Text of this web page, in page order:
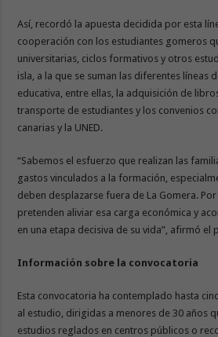
Así, recordó la apuesta decidida por esta
cooperación con los estudiantes gomeros
universitarias, ciclos formativos y otros
isla, a la que se suman las diferentes líneas
educativa, entre ellas, la adquisición de
transporte de estudiantes y los convenios
canarias y la UNED.
“Sabemos el esfuerzo que realizan las
gastos vinculados a la formación,
deben desplazarse fuera de La Gomera.
pretenden aliviar esa carga económica y
en una etapa decisiva de su vida”, afirmó el
Información sobre la convocatoria
Esta convocatoria ha contemplado hasta
al estudio, dirigidas a menores de 30 años
estudios reglados en centros públicos o